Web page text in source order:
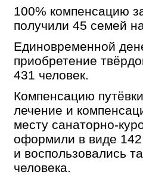
100% компенсацию
получили 45 семей
Единовременной
приобретение
431 человек.
Компенсацию
лечение и
месту санаторно-
оформили в виде
и воспользовались
человека.